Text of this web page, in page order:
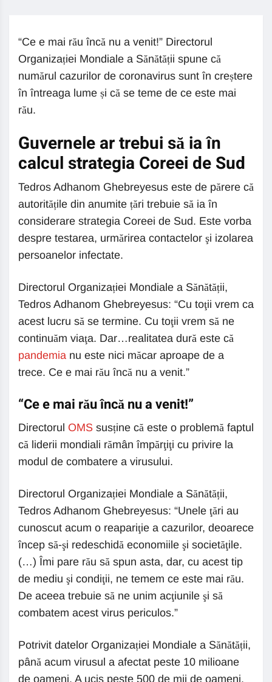
“Ce e mai rău încă nu a venit!” Directorul
Organizației Mondiale a Sănătății spune că
numărul cazurilor de coronavirus sunt în creștere
în întreaga lume și că se teme de ce este mai
rău.
Guvernele ar trebui să ia în
calcul strategia Coreei de Sud
Tedros Adhanom Ghebreyesus este de părere că
autoritățile din anumite țări trebuie să ia în
considerare strategia Coreei de Sud. Este vorba
despre testarea, urmărirea contactelor şi izolarea
persoanelor infectate.
Directorul Organizației Mondiale a Sănătății,
Tedros Adhanom Ghebreyesus: “Cu toţii vrem ca
acest lucru să se termine. Cu toţii vrem să ne
continuăm viaţa. Dar…realitatea dură este că
pandemia nu este nici măcar aproape de a
trece. Ce e mai rău încă nu a venit.”
“Ce e mai rău încă nu a venit!”
Directorul OMS susține că este o problemă faptul
că liderii mondiali rămân împărţiţi cu privire la
modul de combatere a virusului.
Directorul Organizației Mondiale a Sănătății,
Tedros Adhanom Ghebreyesus: “Unele ţări au
cunoscut acum o reapariţie a cazurilor, deoarece
încep să-şi redeschidă economiile şi societăţile.
(…) Îmi pare rău să spun asta, dar, cu acest tip
de mediu şi condiţii, ne temem ce este mai rău.
De aceea trebuie să ne unim acţiunile şi să
combatem acest virus periculos.”
Potrivit datelor Organizației Mondiale a Sănătății,
până acum virusul a afectat peste 10 milioane
de oameni. A ucis peste 500 de mii de oameni.